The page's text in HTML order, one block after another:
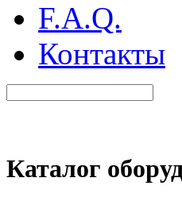
F.A.Q.
Контакты
Каталог